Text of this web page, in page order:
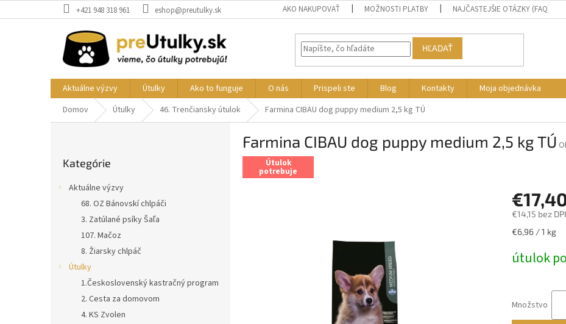
na
+421 948 318 961 eshop@preutulky.sk AKO NAKUPOVAŤ MOŽNOSTI PLATBY NAJČASTEJŠIE OTÁZKY (FAQ)
HĽADAŤ
Aktuálne výzvy Útulky Ako to funguje O nás Prispeli ste Blog Kontakty
Moja objednávka
Domov
Útulky 46. Trenčiansky útulok Farmina CIBAU dog puppy medium 2,5 kg TÚ
kategórie
Kategórie
Aktuálne výzvy
68. OZ Bánovskí chlpáči
3. Zatúlané psíky Šaľa
107. Mačoz
8. Žiarsky chlpáč
Útulky
1.Československý kastračný program
2. Cesta za domovom
4. KS Zvolen
Farmina CIBAU dog puppy medium 2,5 kg TÚ
Útulok
potrebuje
€14,15 bez
Jednotková
€6,96 / 1 kg
útulok
Množstvo